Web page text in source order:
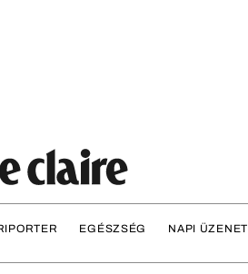
EGÉSZSÉG NAPI ÜZENET